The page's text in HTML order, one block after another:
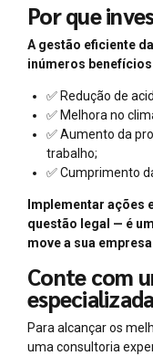
Por que
A gestão eficiente
inúmeros
✅ Redução de
✅ Melhora no
✅ Aumento da
trabalho;
✅ Cumprimento
Implementar ações
questão legal — é
move a sua
Conte com
especializada
Para alcançar os
uma consultoria